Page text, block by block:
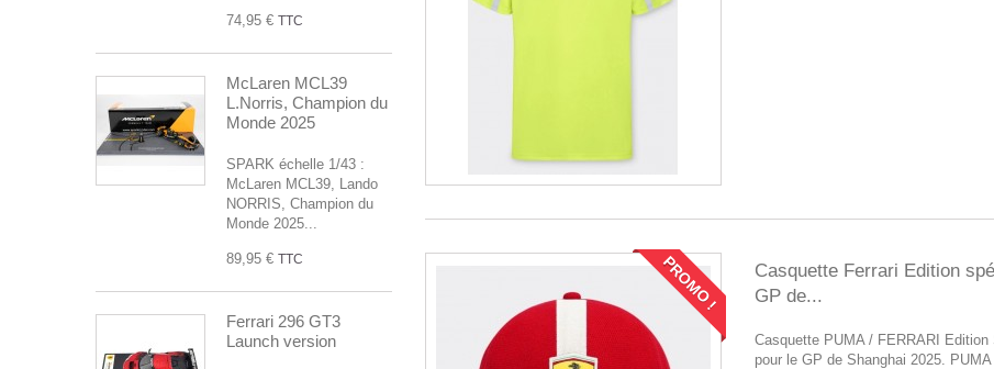
74,95 € TTC
McLaren MCL39
L.Norris, Champion du
Monde 2025
SPARK échelle 1/43 :
McLaren MCL39, Lando
NORRIS, Champion du
Monde 2025...
89,95 € TTC
Ferrari 296 GT3
Launch version
PROMO !
Casquette Ferrari Edition
GP de...
Casquette PUMA / FERRARI Edition
pour le GP de Shanghai 2025. PUMA